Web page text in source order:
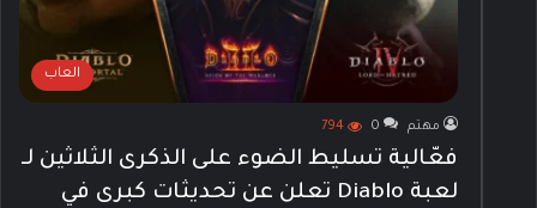
العاب
مهتم 0
794
فعّالية تسليط الضوء على الذكرى الثلاثين لـ
لعبة Diablo تعلن عن تحديثات كبرى في